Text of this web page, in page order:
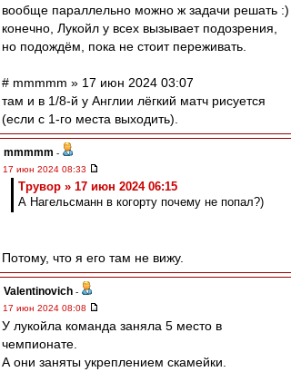
вообще параллельно можно ж задачи решать :)
конечно, Лукойл у всех вызывает подозрения,
но подождём, пока не стоит переживать.
# mmmmm » 17 июн 2024 03:07
там и в 1/8-й у Англии лёгкий матч рисуется
(если с 1-го места выходить).
mmmmm -
17 июн 2024 08:33
Трувор » 17 июн 2024 06:15
А Нагельсманн в когорту почему не попал?)
Потому, что я его там не вижу.
Valentinovich -
17 июн 2024 08:08
У лукойла команда заняла 5 место в
чемпионате.
А они заняты укреплением скамейки.